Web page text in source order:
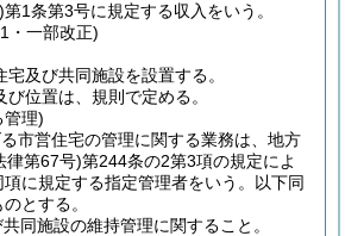
第1条第3号に規定する収入をいう。
・一部改正)
宅及び共同施設を設置する。
位置は、規則で定める。
管理)
市営住宅の管理に関する業務は、地方
律第67号)第244条の2第3項の規定によ
項に規定する指定管理者をいう。以下同
とする。
同施設の維持管理に関すること。